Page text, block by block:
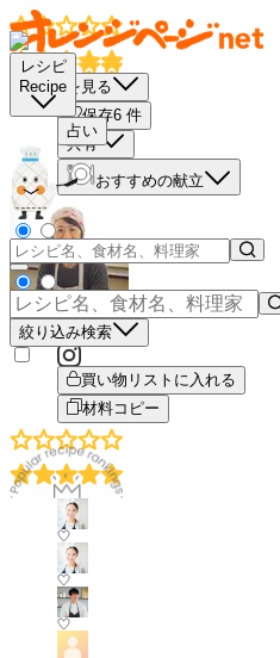
レシピ
Recipe
占い
絞り込み検索
栄養素を見る
保存6 件
共有
おすすめの献立
もっと見る
買い物リストに入れる
材料コピー